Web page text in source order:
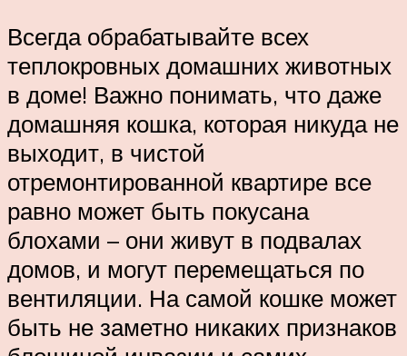
Всегда обрабатывайте всех
теплокровных домашних животных
в доме! Важно понимать, что даже
домашняя кошка, которая никуда не
выходит, в чистой
отремонтированной квартире все
равно может быть покусана
блохами – они живут в подвалах
домов, и могут перемещаться по
вентиляции. На самой кошке может
быть не заметно никаких признаков